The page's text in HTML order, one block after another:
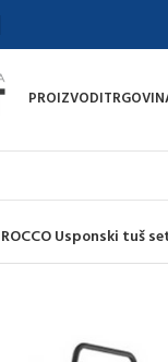
PROIZVODI
ROCCO Usponski tuš